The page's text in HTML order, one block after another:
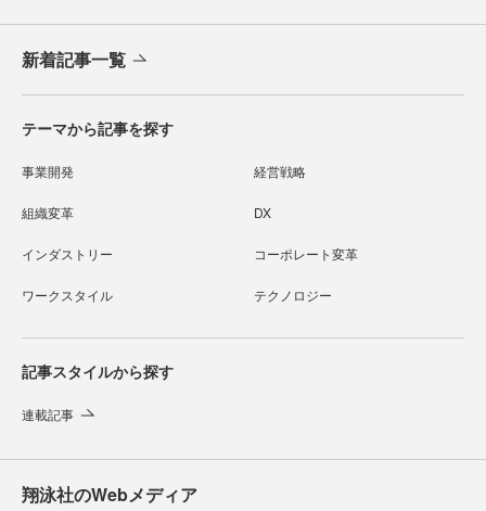
新着記事一覧
テーマから記事を探す
事業開発 経営戦略
組織変革 DX
インダストリー コーポレート変革
ワークスタイル テクノロジー
記事スタイルから探す
連載記事
翔泳社のWebメディア